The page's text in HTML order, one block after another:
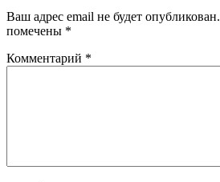
Ваш адрес email не будет опубликован.
помечены *
Комментарий *